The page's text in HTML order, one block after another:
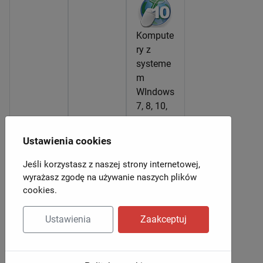
Kompute
ry z
systeme
m
WIndows
7, 8, 10,
11
Ustawienia cookies
Jeśli korzystasz z naszej strony internetowej,
wyrażasz zgodę na używanie naszych plików
cookies.
Ustawienia Zaakceptuj